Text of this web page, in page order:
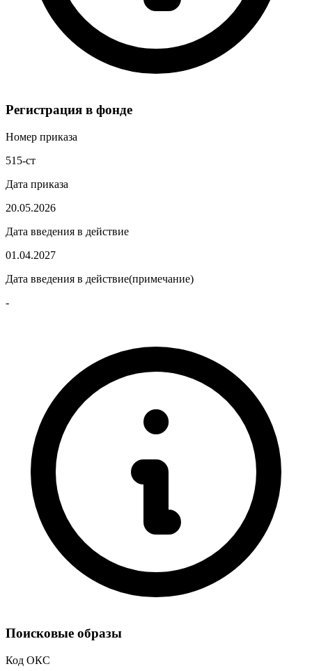
Регистрация в фонде
Номер приказа
515-ст
Дата приказа
20.05.2026
Дата введения в действие
01.04.2027
Дата введения в действие(примечание)
-
Поисковые образы
Код ОКС